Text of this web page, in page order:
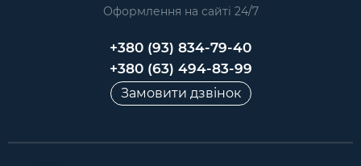
Оформлення на сайтi 24/7
+380 (93) 834-79-40
+380 (63) 494-83-99
Замовити дзвінок